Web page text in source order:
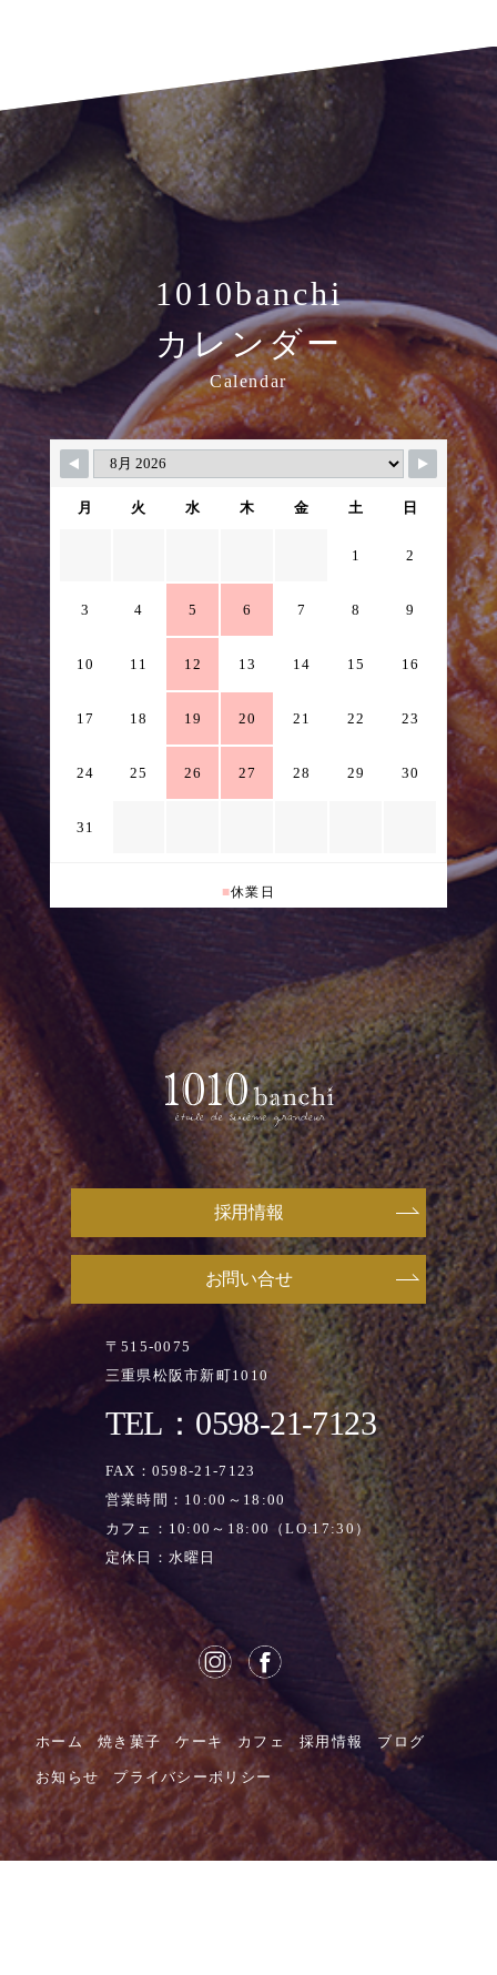
1010banchi
カレンダー
Calendar
月 火 水 木 金 土 日
1 2
3 4 5 6 7 8 9
10 11 12 13 14 15 16
17 18 19 20 21 22 23
24 25 26 27 28 29 30
31
■休業日
〒515-0075
三重県松阪市新町1010
TEL：0598-21-7123
FAX：0598-21-7123
営業時間：10:00～18:00
カフェ：10:00～18:00（LO.17:30）
定休日：水曜日
お問い合せ
採用情報
ホーム 焼き菓子 ケーキ カフェ 採用情報 ブログ
お知らせ プライバシーポリシー